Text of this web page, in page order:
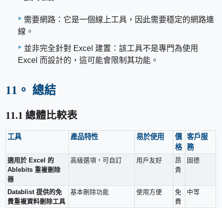
需要網路：它是一個線上工具，因此需要穩定的網路連
線。
並非完全針對 Excel 建置：該工具不是專門為使用
Excel 而設計的，這可能會限制其功能。
11。 總結
11.1 總體比較表
工具 產品特性 易於使用
價
格
客戶服
務
適用於 Excel 的
Ablebits 重複刪除
器
高級選項，可自訂 用戶友好
昂
貴
固德
Datablist 提供的免
費重複資料刪除工具
基本刪除功能 使用方便
免
費
中等